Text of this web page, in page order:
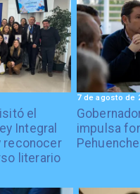
el
Integral
reconocer
literario
impulsa
Pehuenche
7 de agosto de